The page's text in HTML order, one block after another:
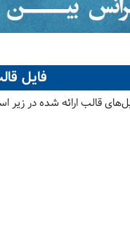
فایل
قالب ارائه شده در زیر